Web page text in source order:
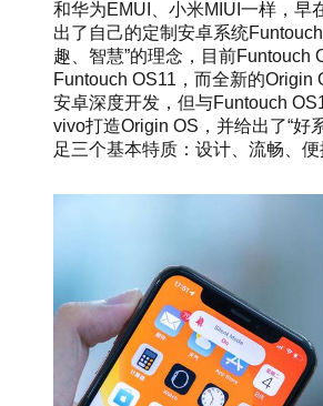
和华为EMUI、小米MIUI一样，早
出了自己的定制安卓系统
趣、智慧”的理念，目前Funtouch
Funtouch OS11，而全新的Origin
安卓深度开发，但与Funtouch
vivo打造Origin OS，并给出了“好
足三个基本特质：设计、流畅、便